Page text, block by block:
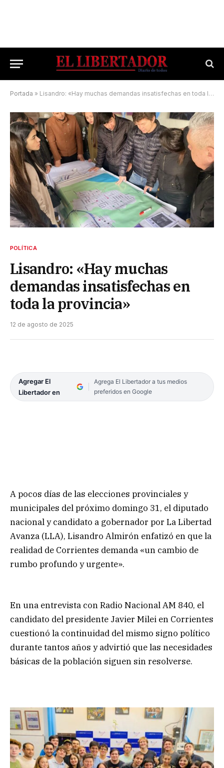
Portada » Lisandro: «Hay muchas demandas insatisfechas en toda la provincia»
POLÍTICA
Lisandro: «Hay muchas
demandas insatisfechas en
toda la provincia»
12 de agosto de 2025
Agregar El
Libertador en
Agrega El Libertador a tus medios
preferidos en Google
A pocos días de las elecciones provinciales y
municipales del próximo domingo 31, el diputado
nacional y candidato a gobernador por La Libertad
Avanza (LLA), Lisandro Almirón enfatizó en que la
realidad de Corrientes demanda «un cambio de
rumbo profundo y urgente».
En una entrevista con Radio Nacional AM 840, el
candidato del presidente Javier Milei en Corrientes
cuestionó la continuidad del mismo signo político
durante tantos años y advirtió que las necesidades
básicas de la población siguen sin resolverse.